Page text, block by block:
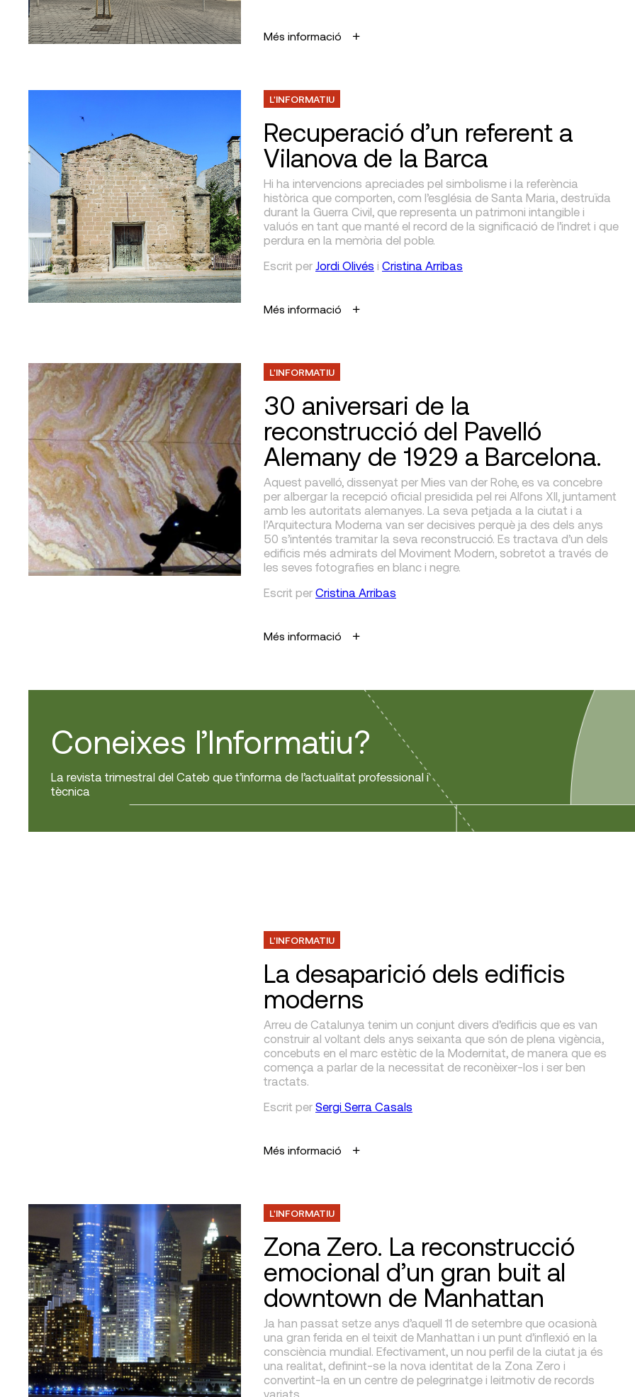
Més informació
L'INFORMATIU
Recuperació d’un referent a
Vilanova de la Barca
Hi ha intervencions apreciades pel simbolisme i la referència
històrica que comporten, com l’església de Santa Maria, destruïda
durant la Guerra Civil, que representa un patrimoni intangible i
valuós en tant que manté el record de la significació de l’indret i que
perdura en la memòria del poble.
Escrit per Jordi Olivés i Cristina Arribas
Més informació
L'INFORMATIU
30 aniversari de la
reconstrucció del Pavelló
Alemany de 1929 a Barcelona.
Aquest pavelló, dissenyat per Mies van der Rohe, es va concebre
per albergar la recepció oficial presidida pel rei Alfons XII, juntament
amb les autoritats alemanyes. La seva petjada a la ciutat i a
l’Arquitectura Moderna van ser decisives perquè ja des dels anys
50 s’intentés tramitar la seva reconstrucció. Es tractava d’un dels
edificis més admirats del Moviment Modern, sobretot a través de
les seves fotografies en blanc i negre.
Escrit per Cristina Arribas
Més informació
Coneixes l’Informatiu?
La revista trimestral del Cateb que t’informa de l’actualitat professional i
tècnica
L'INFORMATIU
La desaparició dels edificis
moderns
Arreu de Catalunya tenim un conjunt divers d’edificis que es van
construir al voltant dels anys seixanta que són de plena vigència,
concebuts en el marc estètic de la Modernitat, de manera que es
comença a parlar de la necessitat de reconèixer-los i ser ben
tractats.
Escrit per Sergi Serra Casals
Més informació
L'INFORMATIU
Zona Zero. La reconstrucció
emocional d’un gran buit al
downtown de Manhattan
Ja han passat setze anys d’aquell 11 de setembre que ocasionà
una gran ferida en el teixit de Manhattan i un punt d’inflexió en la
consciència mundial. Efectivament, un nou perfil de la ciutat ja és
una realitat, definint-se la nova identitat de la Zona Zero i
convertint-la en un centre de pelegrinatge i leitmotiv de records
variats.